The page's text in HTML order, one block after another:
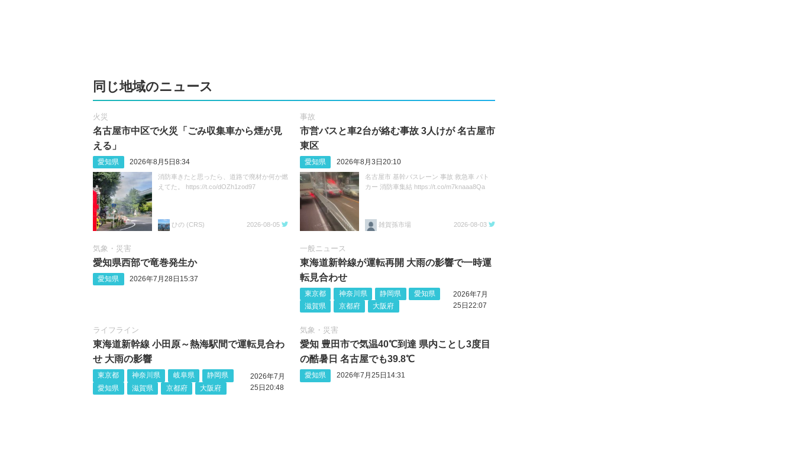
同じ地域のニュース
火災
名古屋市中区で火災「ごみ収集車から煙が見
える」
愛知県 2026年8月5日8:34
消防車きたと思ったら、道路で廃材か何か燃
えてた。 https://t.co/dOZh1zod97
ひの (CRS) 2026-08-05
事故
市営バスと車2台が絡む事故 3人けが 名古屋市
東区
愛知県 2026年8月3日20:10
名古屋市 基幹バスレーン 事故 救急車 パト
カー 消防車集結 https://t.co/m7knaaa8Qa
雑賀孫市場 2026-08-03
気象・災害
愛知県西部で竜巻発生か
愛知県 2026年7月28日15:37
一般ニュース
東海道新幹線が運転再開 大雨の影響で一時運
転見合わせ
東京都 神奈川県 静岡県
愛知県
滋賀県
京都府 大阪府
2026年7月
25日22:07
ライフライン
東海道新幹線 小田原～熱海駅間で運転見合わ
せ 大雨の影響
東京都 神奈川県 岐阜県
静岡県
愛知県
滋賀県 京都府 大阪府
2026年7月
25日20:48
気象・災害
愛知 豊田市で気温40℃到達 県内ことし3度目
の酷暑日 名古屋でも39.8℃
愛知県 2026年7月25日14:31